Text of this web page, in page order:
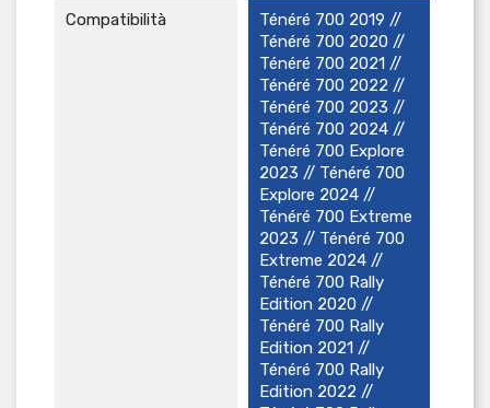
Compatibilità
Ténéré 700 2019 //
Ténéré 700 2020 //
Ténéré 700 2021 //
Ténéré 700 2022 //
Ténéré 700 2023 //
Ténéré 700 2024 //
Ténéré 700 Explore
2023 // Ténéré 700
Explore 2024 //
Ténéré 700 Extreme
2023 // Ténéré 700
Extreme 2024 //
Ténéré 700 Rally
Edition 2020 //
Ténéré 700 Rally
Edition 2021 //
Ténéré 700 Rally
Edition 2022 //